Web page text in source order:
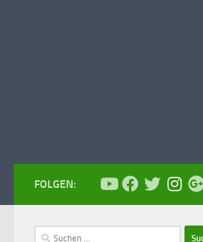
FOLGEN:
Suchen